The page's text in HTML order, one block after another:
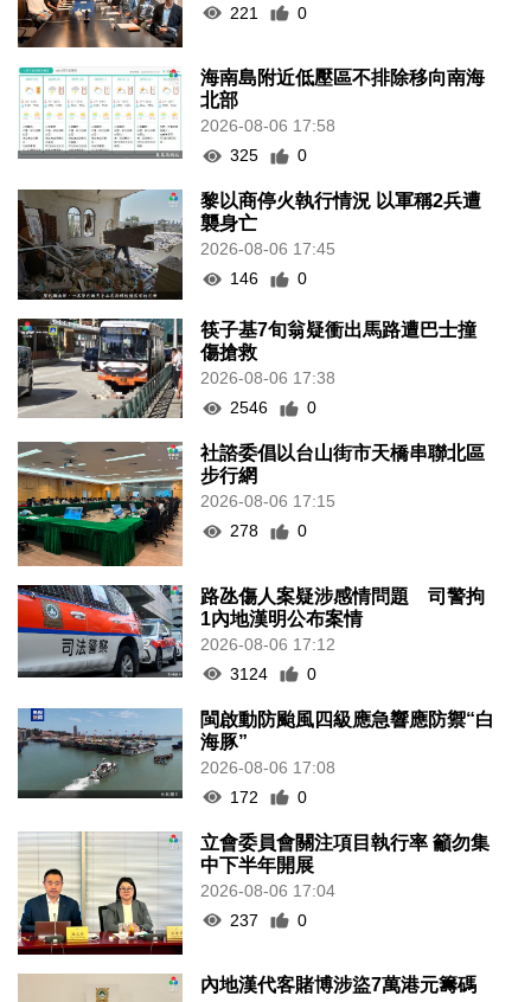
221
0
海南島附近低壓區不排除移向南海
北部
2026-08-06 17:58
325
0
黎以商停火執行情況 以軍稱2兵遭
襲身亡
2026-08-06 17:45
146
0
筷子基7旬翁疑衝出馬路遭巴士撞
傷搶救
2026-08-06 17:38
2546
0
社諮委倡以台山街市天橋串聯北區
步行網
2026-08-06 17:15
278
0
路氹傷人案疑涉感情問題 司警拘
1內地漢明公布案情
2026-08-06 17:12
3124
0
閩啟動防颱風四級應急響應防禦“白
海豚”
2026-08-06 17:08
172
0
立會委員會關注項目執行率 籲勿集
中下半年開展
2026-08-06 17:04
237
0
內地漢代客賭博涉盜7萬港元籌碼